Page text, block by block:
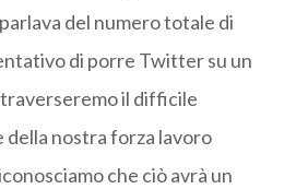
del numero totale di
di porre Twitter su un
il difficile
della nostra forza lavoro
che ciò avrà un